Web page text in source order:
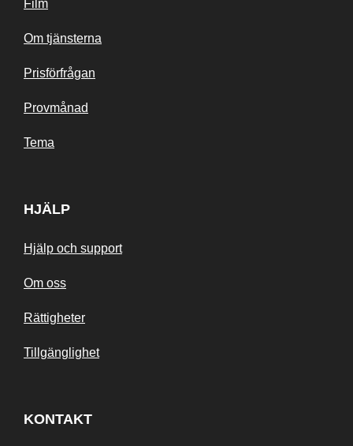
Film
Om tjänsterna
Prisförfrågan
Provmånad
Tema
HJÄLP
Hjälp och support
Om oss
Rättigheter
Tillgänglighet
KONTAKT